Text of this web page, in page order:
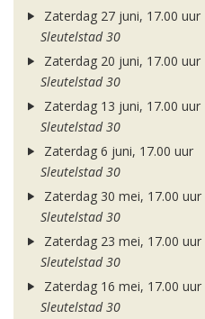
Zaterdag 27 juni, 17.00 uur
Sleutelstad 30
Zaterdag 20 juni, 17.00 uur
Sleutelstad 30
Zaterdag 13 juni, 17.00 uur
Sleutelstad 30
Zaterdag 6 juni, 17.00 uur
Sleutelstad 30
Zaterdag 30 mei, 17.00 uur
Sleutelstad 30
Zaterdag 23 mei, 17.00 uur
Sleutelstad 30
Zaterdag 16 mei, 17.00 uur
Sleutelstad 30